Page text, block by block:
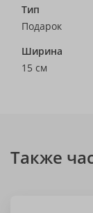
Тип
Подарок
Ширина
15 см
Также